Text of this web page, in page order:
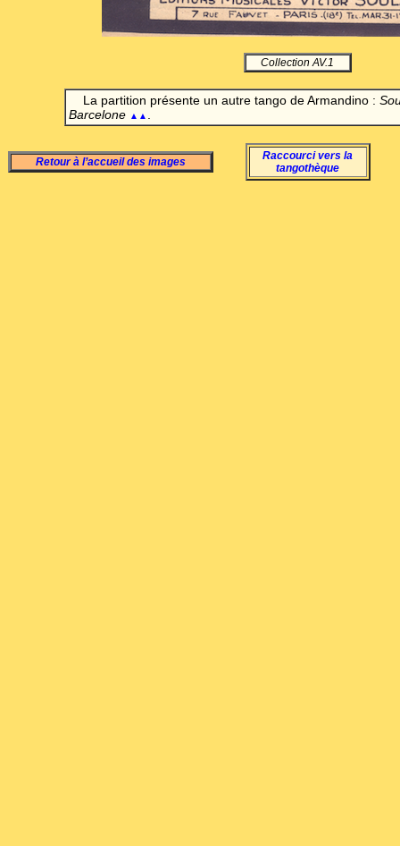
Collection AV.1
La partition présente un autre tango de Armandino :
Barcelone ▲▲
Retour à l’accueil des images
Raccourci vers la
tangothèque